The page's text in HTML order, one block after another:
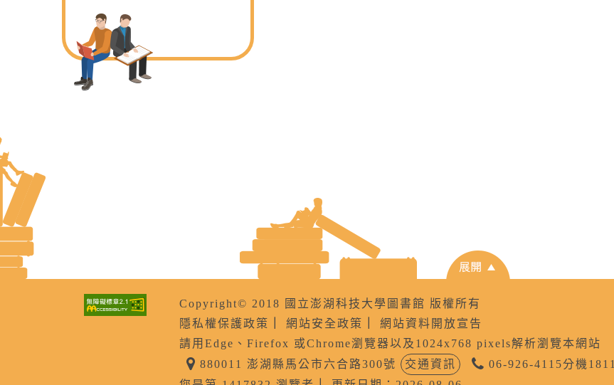
Copyright© 2018 國立澎湖科技大學圖書館 版權所有
隱私權保護政策
網站安全政策
網站資料開放宣告
請用Edge、Firefox 或Chrome瀏覽器以及1024x768 pixels解析瀏覽本網站
880011 澎湖縣馬公市六合路300號
交通資訊
06-926-4115分機1811